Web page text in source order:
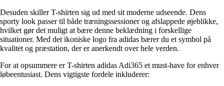
Desuden skiller T-shirten sig ud med sit moderne udseende. Dens
sporty look passer til både træningssessioner og afslappede øjeblikke,
hvilket gør det muligt at bære denne beklædning i forskellige
situationer. Med det ikoniske logo fra adidas bærer du et symbol på
kvalitet og præstation, der er anerkendt over hele verden.
For at opsummere er T-shirten adidas Adi365 et must-have for enhver
løbeentusiast. Dens vigtigste fordele inkluderer: